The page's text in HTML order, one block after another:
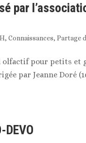
par
,Connaissances,Partage
olfactif pour petits et
par Jeanne Doré